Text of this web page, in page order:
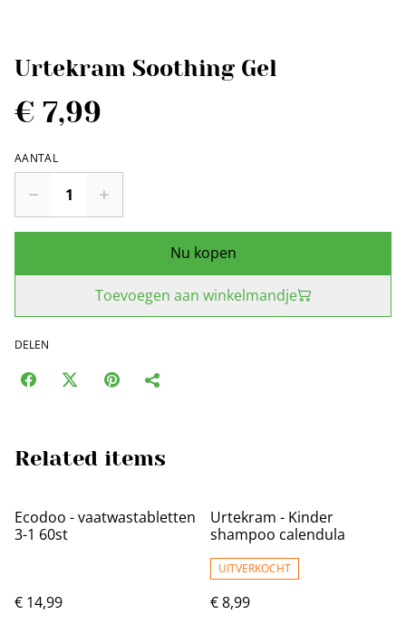
Urtekram Soothing Gel
€ 7,99
AANTAL
Nu kopen
Toevoegen aan winkelmandje
DELEN
Related items
Ecodoo - vaatwastabletten
3-1 60st
€ 14,99
Urtekram - Kinder
shampoo calendula
UITVERKOCHT
€ 8,99